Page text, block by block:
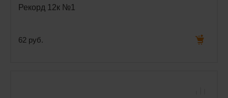
Рекорд 12к №1
62 руб.